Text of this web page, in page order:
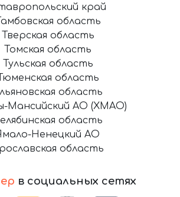
в социальных сетях
край
область
Тверская область
Томская область
Тульская область
область
область
Мансийский АО (ХМАО)
область
Ненецкий АО
область